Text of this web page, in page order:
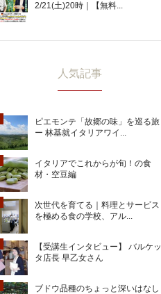
2/21(土)20時｜【無料...
人気記事
ピエモンテ「故郷の味」を巡る旅
ー 林基就イタリアワイ...
イタリアでこれからが旬！の食
材・空豆編
次世代を育てる｜料理とサービス
を極める食の学校、アル...
【受講生インタビュー】 バルケッ
タ店長 早乙女さん
ブドウ品種のちょっと深いはなし